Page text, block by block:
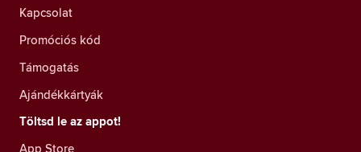
Kapcsolat
Promóciós kód
Támogatás
Ajándékkártyák
Töltsd le az appot!
App Store